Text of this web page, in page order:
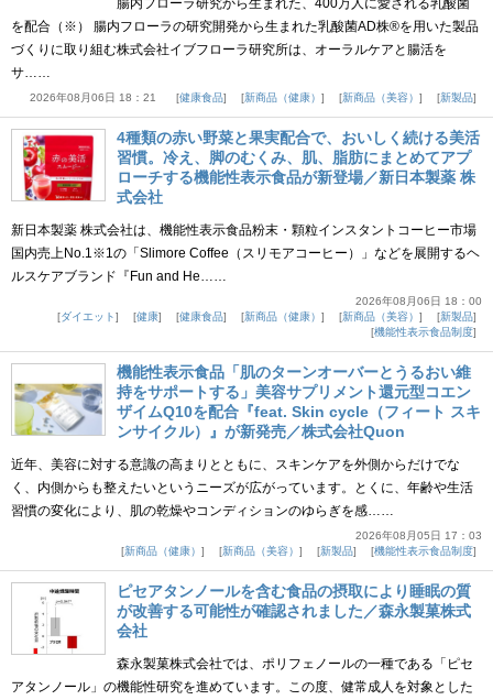
腸内フローラ研究から生まれた、400万人に愛される乳酸菌
を配合（※） 腸内フローラの研究開発から生まれた乳酸菌AD株®を用いた製品
づくりに取り組む株式会社イブフローラ研究所は、オーラルケアと腸活を
サ……
2026年08月06日 18：21 健康食品 新商品（健康） 新商品（美容） 新製品
4種類の赤い野菜と果実配合で、おいしく続ける美活
習慣。冷え、脚のむくみ、肌、脂肪にまとめてアプ
ローチする機能性表示食品が新登場／新日本製薬 株
式会社
新日本製薬 株式会社は、機能性表示食品粉末・顆粒インスタントコーヒー市場
国内売上No.1※1の「Slimore Coffee（スリモアコーヒー）」などを展開するヘ
ルスケアブランド『Fun and He……
2026年08月06日 18：00
ダイエット
健康 健康食品 新商品（健康） 新商品（美容）
新製品
機能性表示食品制度
機能性表示食品「肌のターンオーバーとうるおい維
持をサポートする」美容サプリメント還元型コエン
ザイムQ10を配合『feat. Skin cycle（フィート スキ
ンサイクル）』が新発売／株式会社Quon
近年、美容に対する意識の高まりとともに、スキンケアを外側からだけでな
く、内側からも整えたいというニーズが広がっています。とくに、年齢や生活
習慣の変化により、肌の乾燥やコンディションのゆらぎを感……
2026年08月05日 17：03
新商品（健康）
新商品（美容） 新製品 機能性表示食品制度
ピセアタンノールを含む食品の摂取により睡眠の質
が改善する可能性が確認されました／森永製菓株式
会社
森永製菓株式会社では、ポリフェノールの一種である「ピセ
アタンノール」の機能性研究を進めています。この度、健常成人を対象とした